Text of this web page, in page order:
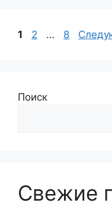
Страница
1 Страница
2 … Страница
8
Поиск
Свежие